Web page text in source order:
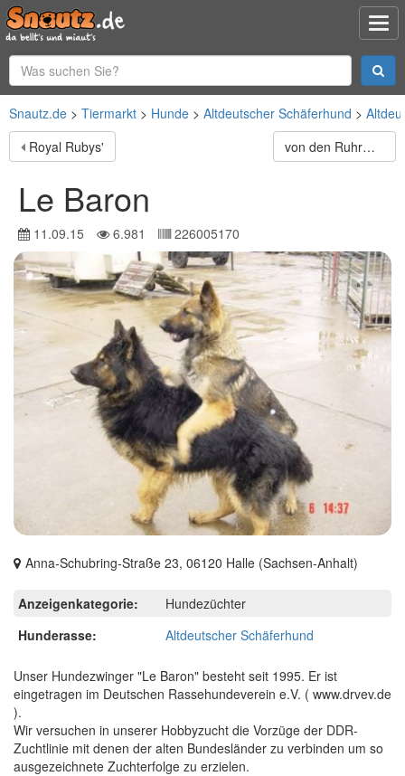
Snautz.de Tiermarkt Hunde Altdeutscher Schäferhund
Royal Rubys'
von den Ruhrwiesen
Le Baron
11.09.15 6.981 226005170
Anna-Schubring-Straße 23, 06120 Halle (Sachsen-Anhalt)
Anzeigenkategorie:
Hundezüchter
Hunderasse:
Altdeutscher Schäferhund
Unser Hundezwinger "Le Baron" besteht seit 1995. Er ist
eingetragen im Deutschen Rassehundeverein e.V. ( www.drvev.de
).
Wir versuchen in unserer Hobbyzucht die Vorzüge der DDR-
Zuchtlinie mit denen der alten Bundesländer zu verbinden um so
ausgezeichnete Zuchterfolge zu erzielen.